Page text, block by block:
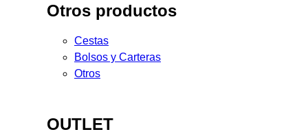
Otros productos
Cestas
Bolsos y Carteras
Otros
OUTLET